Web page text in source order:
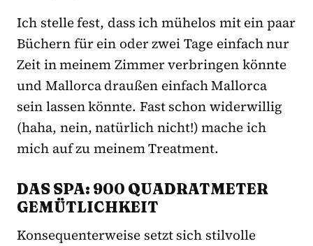
Ich stelle fest, dass ich mühelos mit ein paar
Büchern für ein oder zwei Tage einfach nur
Zeit in meinem Zimmer verbringen könnte
und Mallorca draußen einfach Mallorca
sein lassen könnte. Fast schon widerwillig
(haha, nein, natürlich nicht!) mache ich
mich auf zu meinem Treatment.
DAS SPA: 900 QUADRATMETER
GEMÜTLICHKEIT
Konsequenterweise setzt sich stilvolle